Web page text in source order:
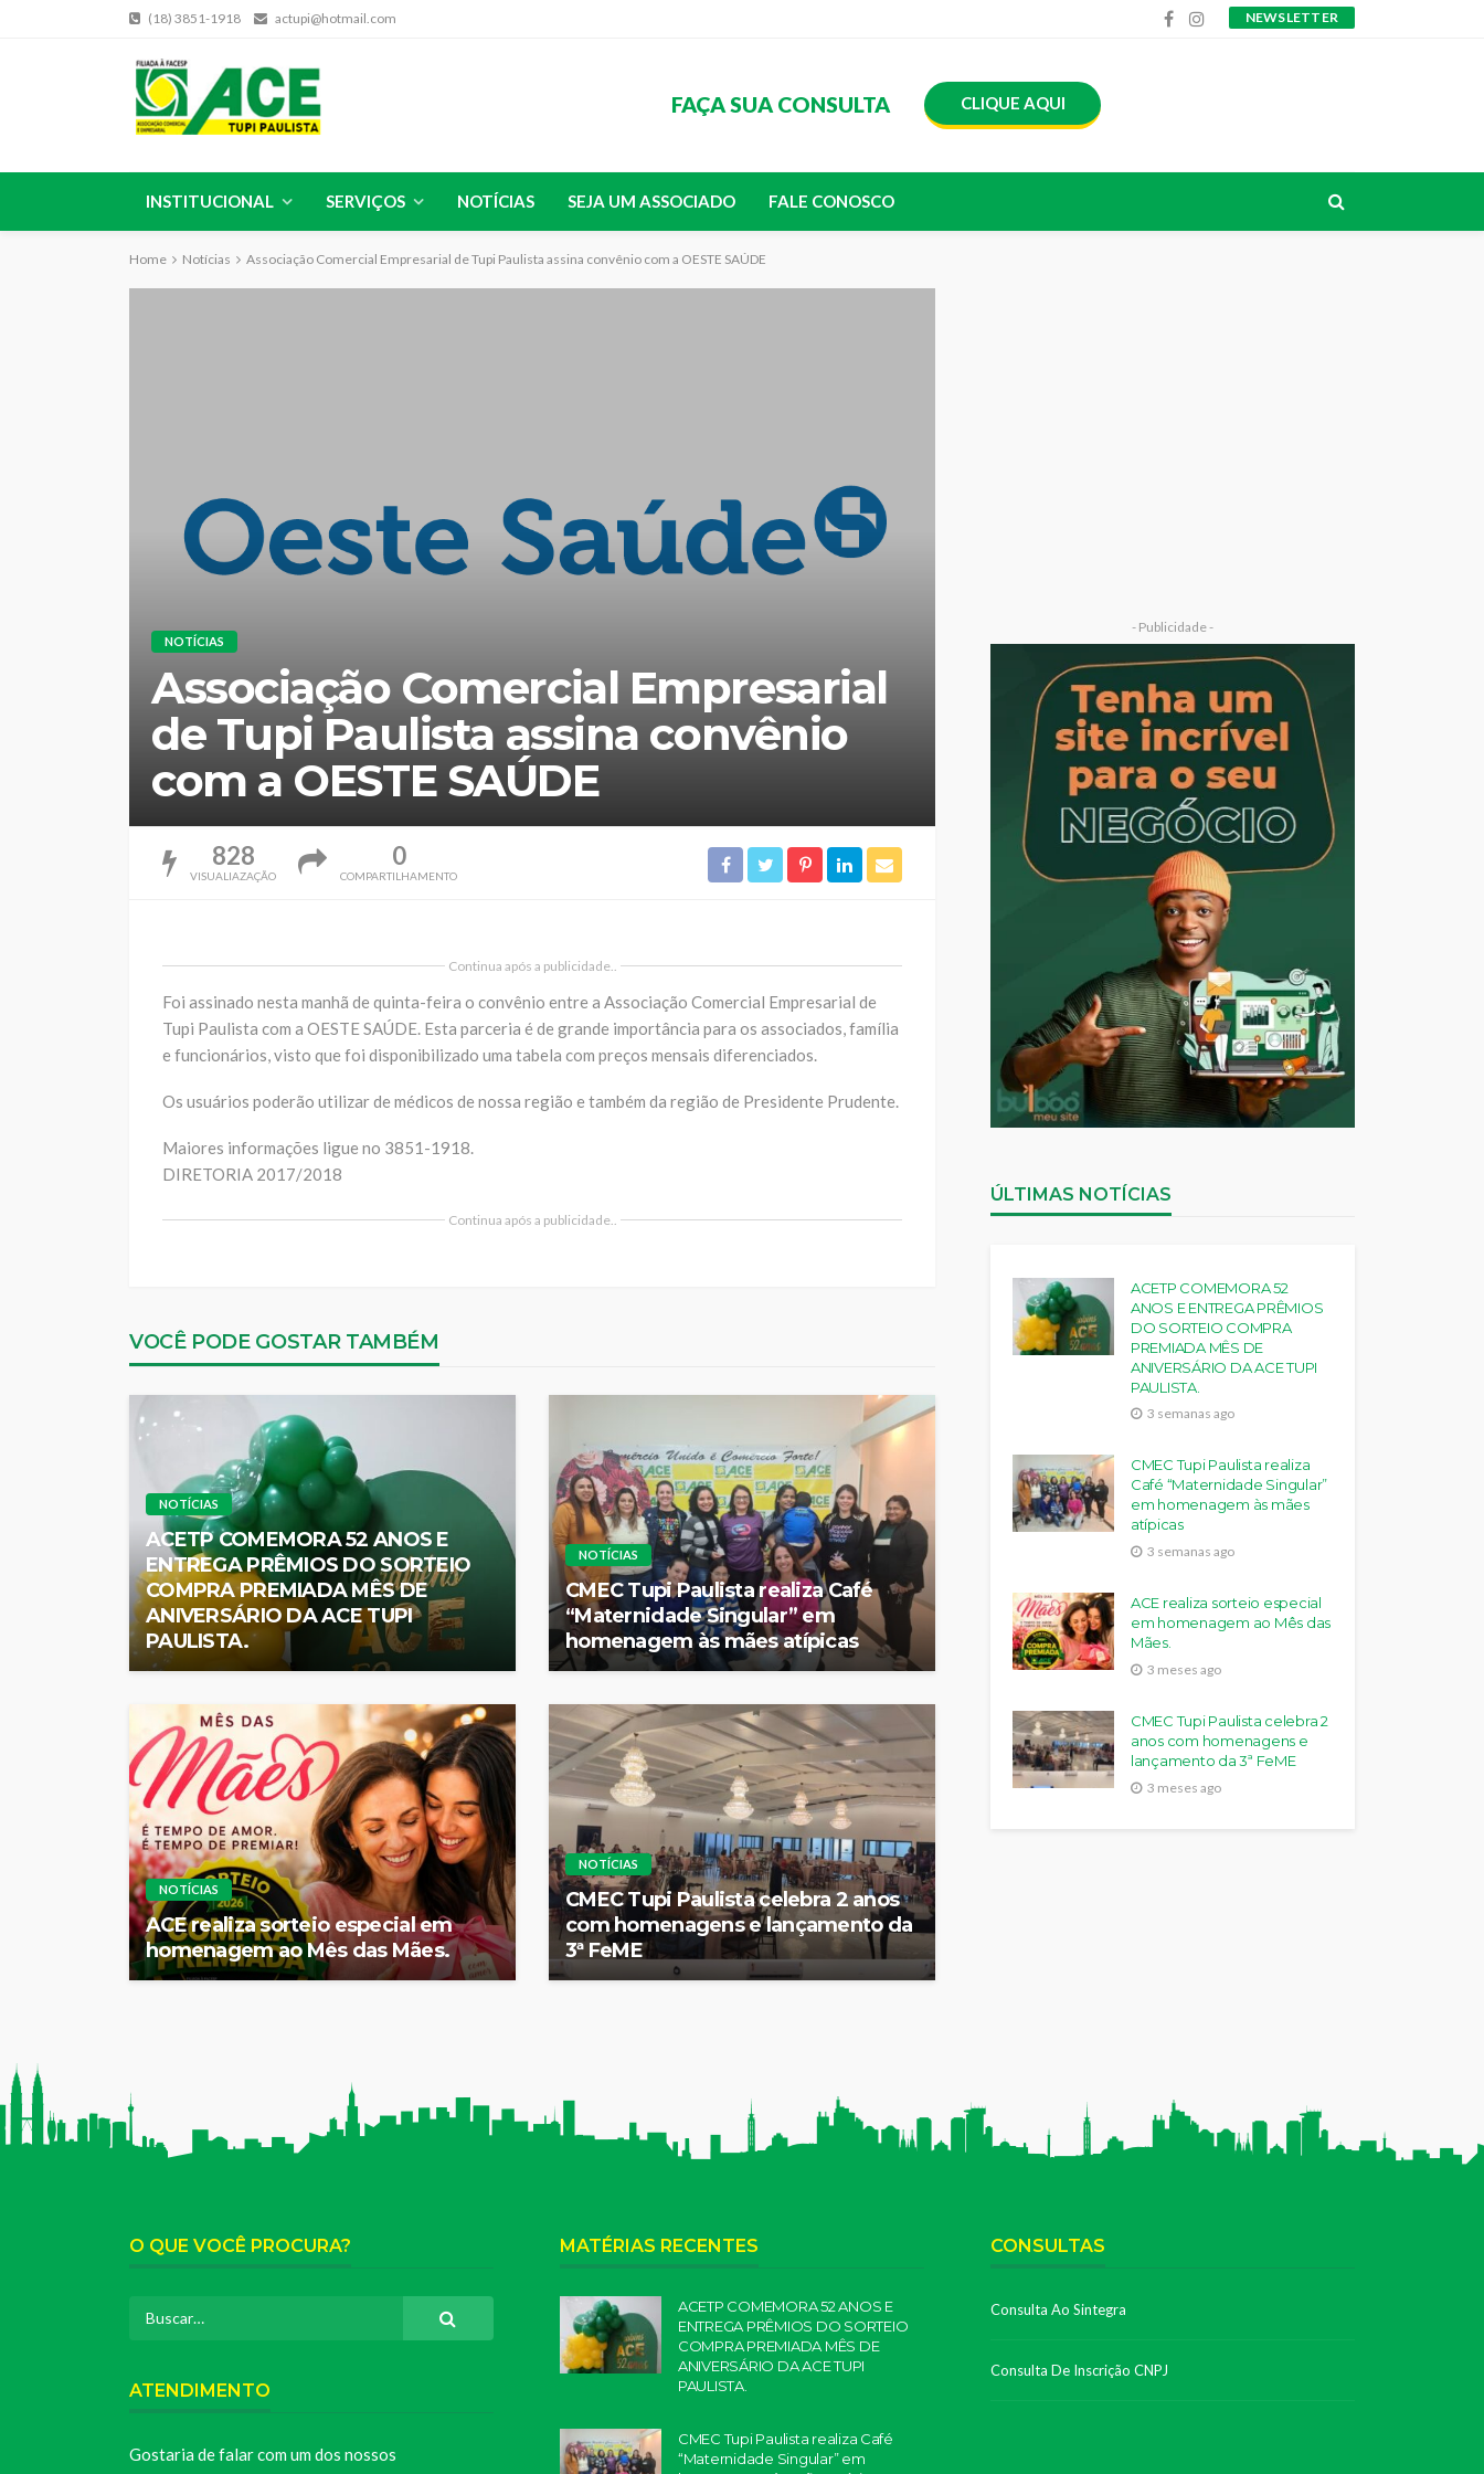
(18) 3851-1918 actupi@hotmail.com NEWSLETTER
FAÇA SUA CONSULTA CLIQUE AQUI
INSTITUCIONAL SERVIÇOS NOTÍCIAS SEJA UM ASSOCIADO FALE CONOSCO
Home Notícias Associação Comercial Empresarial de Tupi Paulista assina convênio com a OESTE SAÚDE
NOTÍCIAS
Associação Comercial Empresarial
de Tupi Paulista assina convênio
com a OESTE SAÚDE
828
VISUALIAZAÇÃO
0
COMPARTILHAMENTO
Continua após a publicidade..
Foi assinado nesta manhã de quinta-feira o convênio entre a Associação Comercial Empresarial de
Tupi Paulista com a OESTE SAÚDE. Esta parceria é de grande importância para os associados, família
e funcionários, visto que foi disponibilizado uma tabela com preços mensais diferenciados.
Os usuários poderão utilizar de médicos de nossa região e também da região de Presidente Prudente.
Maiores informações ligue no 3851-1918.
DIRETORIA 2017/2018
Continua após a publicidade..
VOCÊ PODE GOSTAR TAMBÉM
NOTÍCIAS
ACETP COMEMORA 52 ANOS E
ENTREGA PRÊMIOS DO SORTEIO
COMPRA PREMIADA MÊS DE
ANIVERSÁRIO DA ACE TUPI
PAULISTA.
NOTÍCIAS
CMEC Tupi Paulista realiza Café
“Maternidade Singular” em
homenagem às mães atípicas
NOTÍCIAS
ACE realiza sorteio especial em
homenagem ao Mês das Mães.
NOTÍCIAS
CMEC Tupi Paulista celebra 2 anos
com homenagens e lançamento da
3ª FeME
- Publicidade -
ÚLTIMAS NOTÍCIAS
ACETP COMEMORA 52
ANOS E ENTREGA PRÊMIOS
DO SORTEIO COMPRA
PREMIADA MÊS DE
ANIVERSÁRIO DA ACE TUPI
PAULISTA.
3 semanas ago
CMEC Tupi Paulista realiza
Café “Maternidade Singular”
em homenagem às mães
atípicas
3 semanas ago
ACE realiza sorteio especial
em homenagem ao Mês das
Mães.
3 meses ago
CMEC Tupi Paulista celebra 2
anos com homenagens e
lançamento da 3ª FeME
3 meses ago
O QUE VOCÊ PROCURA?
ATENDIMENTO
Gostaria de falar com um dos nossos
MATÉRIAS RECENTES
ACETP COMEMORA 52 ANOS E
ENTREGA PRÊMIOS DO SORTEIO
COMPRA PREMIADA MÊS DE
ANIVERSÁRIO DA ACE TUPI
PAULISTA.
CMEC Tupi Paulista realiza Café
“Maternidade Singular” em
CONSULTAS
Consulta Ao Sintegra
Consulta De Inscrição CNPJ